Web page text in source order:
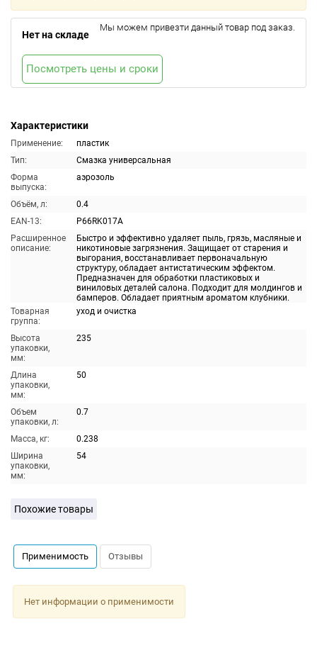
Характеристики
Применение:
пластик
Тип:
Смазка универсальная
Форма
выпуска:
аэрозоль
Объём, л:
0.4
EAN-13:
P66RK017A
Расширенное
описание:
Быстро и эффективно удаляет пыль, грязь, масляные и
никотиновые загрязнения. Защищает от старения и
выгорания, восстанавливает первоначальную
структуру, обладает антистатическим эффектом.
Предназначен для обработки пластиковых и
виниловых деталей салона. Подходит для молдингов и
бамперов. Обладает приятным ароматом клубники.
Товарная
группа:
уход и очистка
Высота
упаковки,
мм:
235
Длина
упаковки,
мм:
50
Объем
упаковки, л:
0.7
Масса, кг:
0.238
Ширина
упаковки,
мм:
54
Нет на складе
Мы можем привезти данный товар под заказ.
Посмотреть цены и сроки
Похожие товары
Применимость Отзывы
Нет информации о применимости